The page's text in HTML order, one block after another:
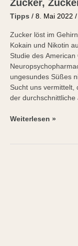
Zucker,
Tipps / 8. Mai 2022 /
Zucker löst im
Kokain und Nikotin
Studie des American
ungesundes Süßes
Sucht uns vermittelt,
der
Weiterlesen »